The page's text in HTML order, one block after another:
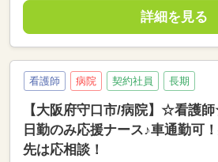
詳細を見る
看護師 病院 契約社員 長期
【大阪府守口市/病院】☆看護
日勤のみ応援ナース♪車通勤可
先は応相談！